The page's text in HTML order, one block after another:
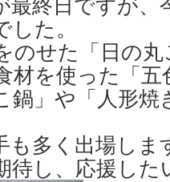
た。
のせた「日の
材を使った「
鍋」や「人形焼
も多く出場し
待し、応援し